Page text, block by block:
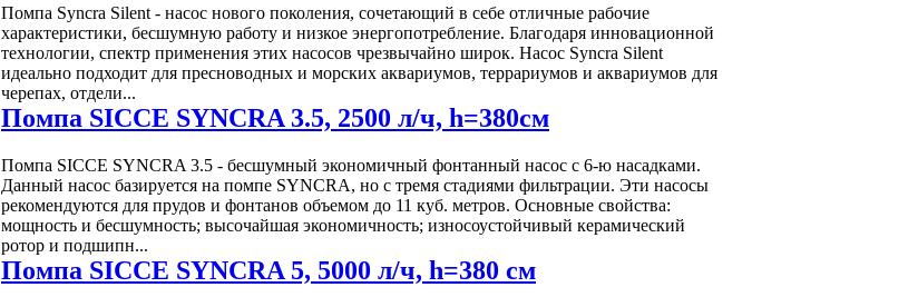
Помпа Syncra Silent - насос нового поколения, сочетающий в себе отличные рабочие
характеристики, бесшумную работу и низкое энергопотребление. Благодаря инновационной
технологии, спектр применения этих насосов чрезвычайно широк. Насос Syncra Silent
идеально подходит для пресноводных и морских аквариумов, террариумов и аквариумов для
черепах, отдели...
Помпа SICCE SYNCRA 3.5, 2500 л/ч, h=380см
Помпа SICCE SYNCRA 3.5 - бесшумный экономичный фонтанный насос с 6-ю насадками.
Данный насос базируется на помпе SYNCRA, но с тремя стадиями фильтрации. Эти насосы
рекомендуются для прудов и фонтанов объемом до 11 куб. метров. Основные свойства:
мощность и бесшумность; высочайшая экономичность; износоустойчивый керамический
ротор и подшипн...
Помпа SICCE SYNCRA 5, 5000 л/ч, h=380 см